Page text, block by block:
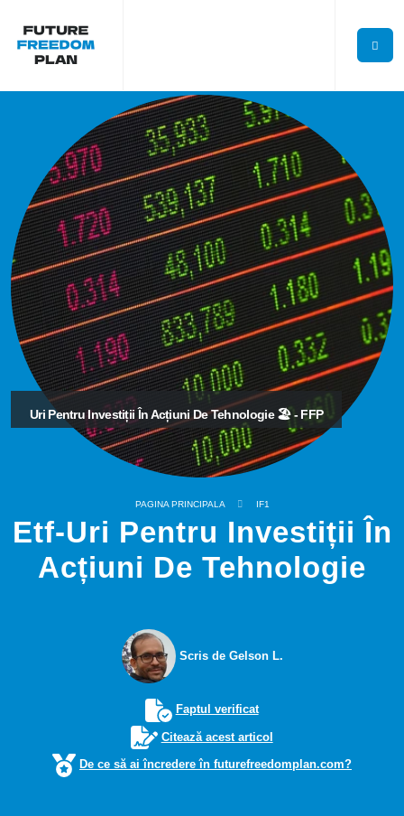
Uri Pentru Investiții În Acțiuni De Tehnologie 🏖️ - FFP
PAGINA PRINCIPALA IF1
Etf-Uri Pentru Investiții În
Acțiuni De Tehnologie
Scris de Gelson L.
Faptul verificat
Citează acest articol
De ce să ai încredere în futurefreedomplan.com?